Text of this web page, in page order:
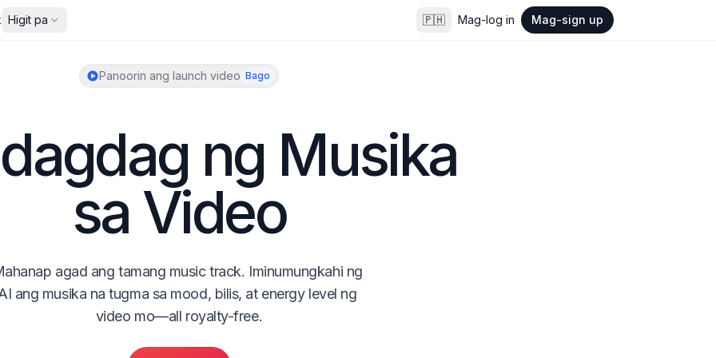
Higit pa 🇵🇭 Mag-log in Mag-sign up
Panoorin ang launch video Bago
ng Musika
sa Video
agad ang tamang music track. Iminumungkahi ng
ang musika na tugma sa mood, bilis, at energy level ng
video mo—all royalty-free.